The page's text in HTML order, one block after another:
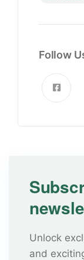
Follow
Unlock
and